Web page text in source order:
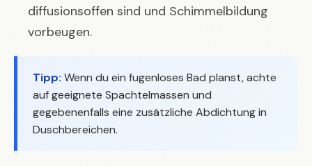
diffusionsoffen sind und Schimmelbildung
vorbeugen.
Tipp: Wenn du ein fugenloses Bad planst, achte
auf geeignete Spachtelmassen und
gegebenenfalls eine zusätzliche Abdichtung in
Duschbereichen.